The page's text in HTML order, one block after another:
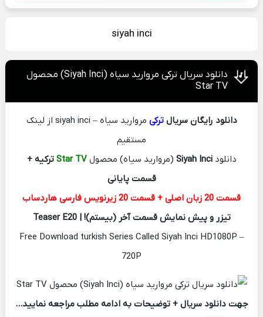
siyah inci
دانلود سریال ترکی مروارید سیاه (Siyah Inci) محصول
Star TV
دانلود رایگان سریال ترکی
مروارید سیاه – siyah inci از لینک
مستقیم
دانلودSiyah Inci (مروارید سیاه) محصول Star TV ترکیه +
قسمت پایانی
قسمت 20 زبان اصلی + قسمت 20 زیرنویس فارسی هاردساب
تیزر و پیش نمایش قسمت آخر (بیستم)! | Teaser E20
Free Download turkish Series Called Siyah Inci HD1080P –
720P
جهت دانلود سریال + توضیحات به ادامه مطلب مراجعه نمایید…